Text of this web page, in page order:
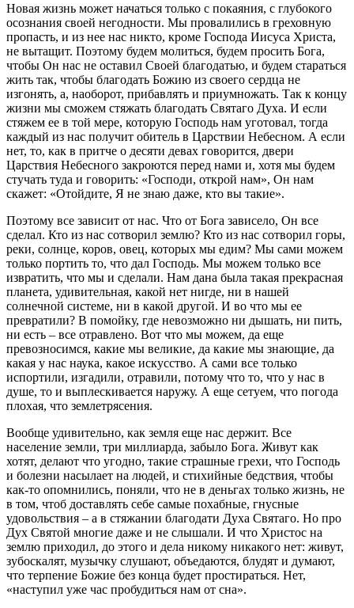
Новая жизнь может начаться только с покаяния, с глубокого
осознания своей негодности. Мы провалились в греховную
пропасть, и из нее нас никто, кроме Господа Иисуса Христа,
не вытащит. Поэтому будем молиться, будем просить Бога,
чтобы Он нас не оставил Своей благодатью, и будем стараться
жить так, чтобы благодать Божию из своего сердца не
изгонять, а, наоборот, прибавлять и приумножать. Так к концу
жизни мы сможем стяжать благодать Святаго Духа. И если
стяжем ее в той мере, которую Господь нам уготовал, тогда
каждый из нас получит обитель в Царствии Небесном. А если
нет, то, как в притче о десяти девах говорится, двери
Царствия Небесного закроются перед нами и, хотя мы будем
стучать туда и говорить: «Господи, открой нам», Он нам
скажет: «Отойдите, Я не знаю даже, кто вы такие».
Поэтому все зависит от нас. Что от Бога зависело, Он все
сделал. Кто из нас сотворил землю? Кто из нас сотворил горы,
реки, солнце, коров, овец, которых мы едим? Мы сами можем
только портить то, что дал Господь. Мы можем только все
извратить, что мы и сделали. Нам дана была такая прекрасная
планета, удивительная, какой нет нигде, ни в нашей
солнечной системе, ни в какой другой. И во что мы ее
превратили? В помойку, где невозможно ни дышать, ни пить,
ни есть – все отравлено. Вот что мы можем, да еще
превозносимся, какие мы великие, да какие мы знающие, да
какая у нас наука, какое искусство. А сами все только
испортили, изгадили, отравили, потому что то, что у нас в
душе, то и выплескивается наружу. А еще сетуем, что погода
плохая, что землетрясения.
Вообще удивительно, как земля еще нас держит. Все
население земли, три миллиарда, забыло Бога. Живут как
хотят, делают что угодно, такие страшные грехи, что Господь
и болезни насылает на людей, и стихийные бедствия, чтобы
как-то опомнились, поняли, что не в деньгах только жизнь, не
в том, чтоб доставлять себе самые похабные, гнусные
удовольствия – а в стяжании благодати Духа Святаго. Но про
Дух Святой многие даже и не слышали. И что Христос на
землю приходил, до этого и дела никому никакого нет: живут,
зубоскалят, музычку слушают, объедаются, блудят и думают,
что терпение Божие без конца будет простираться. Нет,
«наступил уже час пробудиться нам от сна».